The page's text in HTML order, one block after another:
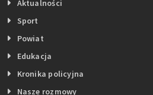
Aktualności
Sport
Powiat
Edukacja
Kronika policyjna
Nasze rozmowy